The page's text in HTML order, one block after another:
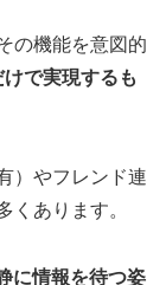
の機能を意図的
で実現するも
）やフレンド連
くあります。
に情報を待つ姿